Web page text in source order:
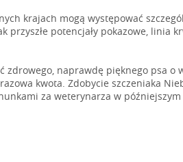
krajach mogą występować
potencjały pokazowe, linia
zdrowego, naprawdę pięknego psa o
kwota. Zdobycie szczeniaka
za weterynarza w późniejszym